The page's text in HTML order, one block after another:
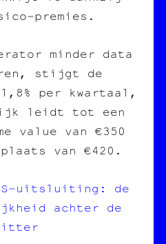
minder data
stijgt de
per kwartaal,
leidt tot een
value van €350
van €420.
de
achter de